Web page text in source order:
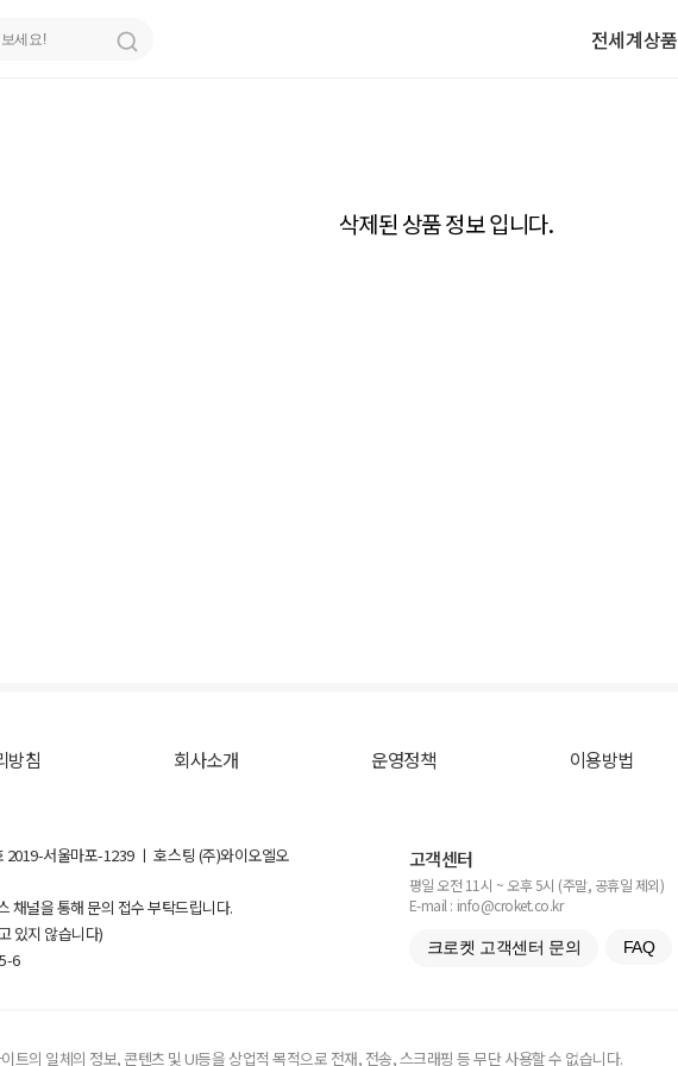
전세계상품
삭제된 상품 정보 입니다.
방침 회사소개 운영정책 이용방법
서울마포-1239 ㅣ 호스팅 (주)와이오엘오
채널을 통해 문의 접수 부탁드립니다.
있지 않습니다)
5-6
고객센터
평일 오전 11시 ~ 오후 5시 (주말, 공휴일 제외)
E-mail : info@croket.co.kr
크로켓 고객센터 문의 FAQ
트의 일체의 정보, 콘텐츠 및 UI등을 상업적 목적으로 전재, 전송, 스크래핑 등 무단 사용할 수 없습니다.